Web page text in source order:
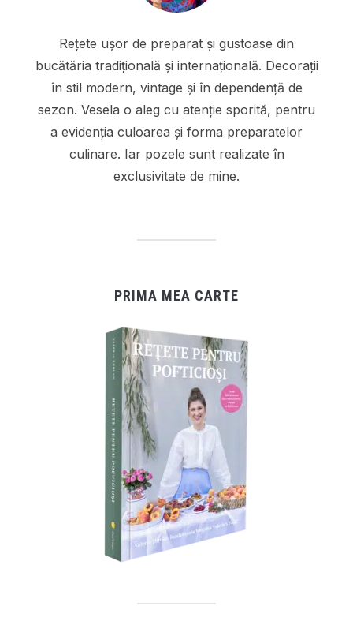
Rețete ușor de preparat și gustoase din
bucătăria tradițională și internațională. Decorații
în stil modern, vintage și în dependență de
sezon. Vesela o aleg cu atenție sporită, pentru
a evidenția culoarea și forma preparatelor
culinare. Iar pozele sunt realizate în
exclusivitate de mine.
PRIMA MEA CARTE